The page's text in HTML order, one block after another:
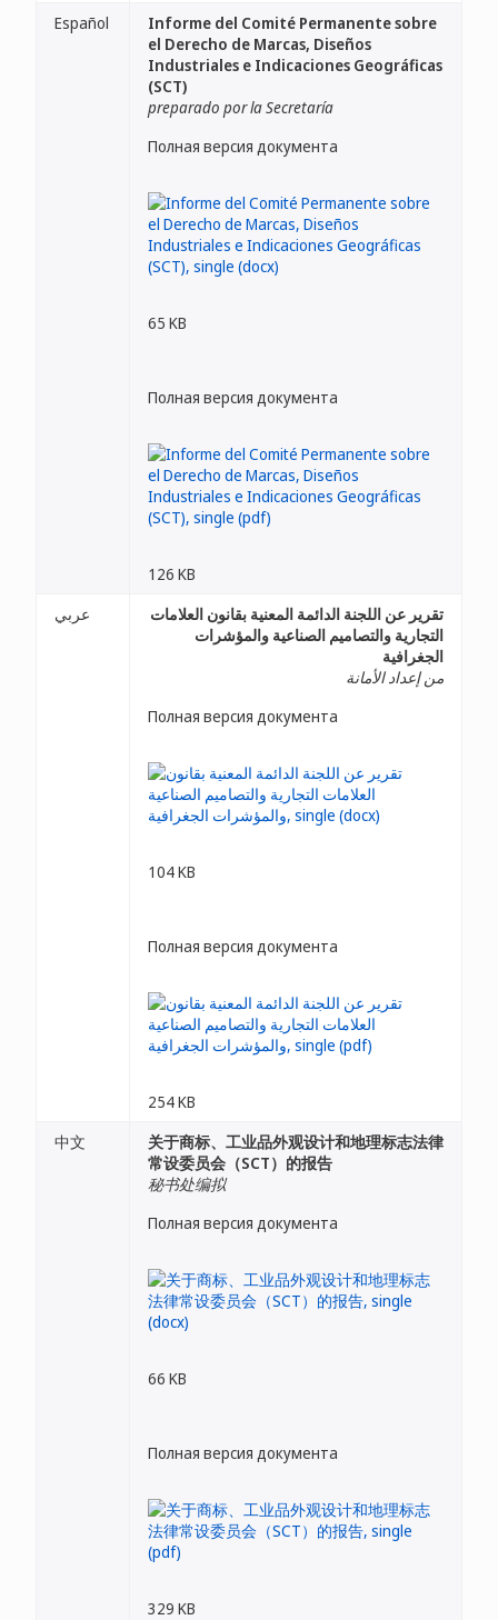
Español
Informe del Comité Permanente sobre
el Derecho de Marcas, Diseños
Industriales e Indicaciones Geográficas
(SCT)
preparado por la Secretaría
Полная версия документа
65 KB
Полная версия документа
126 KB
عربي
تقرير عن اللجنة الدائمة المعنية بقانون العلامات
التجارية والتصاميم الصناعية والمؤشرات
الجغرافية
من إعداد الأمانة
Полная версия документа
104 KB
Полная версия документа
254 KB
中文
关于商标、工业品外观设计和地理标志法律
常设委员会（SCT）的报告
秘书处编拟
Полная версия документа
66 KB
Полная версия документа
329 KB